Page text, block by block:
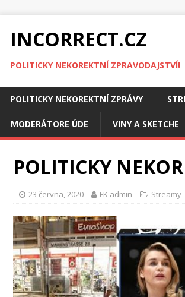
INCORRECT.CZ
POLITICKY NEKOREKTNÍ ZPRAVODAJSTVÍ!
POLITICKY NEKOREKTNÍ ZPRÁVY
MODERÁTORE ÚDE VINY A SKETCHE
POLITICKY
23 června, 2020 FK admin Streamy